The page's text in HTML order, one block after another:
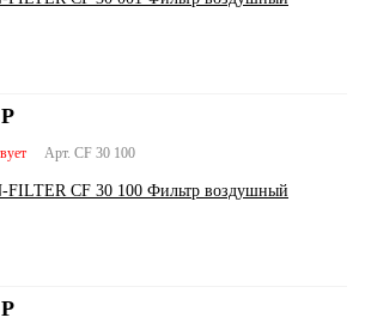
Арт. CF 30 100
FILTER CF 30 100 Фильтр воздушный
Р
Р